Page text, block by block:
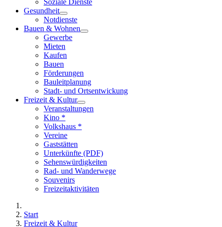
Soziale Dienste
Gesundheit
Notdienste
Bauen & Wohnen
Gewerbe
Mieten
Kaufen
Bauen
Förderungen
Bauleitplanung
Stadt- und Ortsentwickung
Freizeit & Kultur
Veranstaltungen
Kino *
Volkshaus *
Vereine
Gaststätten
Unterkünfte (PDF)
Sehenswürdigkeiten
Rad- und Wanderwege
Souvenirs
Freizeitaktivitäten
Start
Freizeit & Kultur